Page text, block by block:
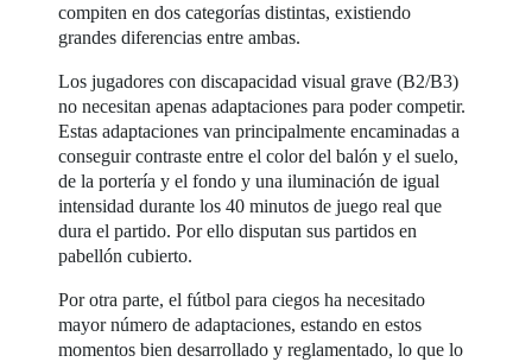
compiten en dos categorías distintas, existiendo
grandes diferencias entre ambas.
Los jugadores con discapacidad visual grave (B2/B3)
no necesitan apenas adaptaciones para poder competir.
Estas adaptaciones van principalmente encaminadas a
conseguir contraste entre el color del balón y el suelo,
de la portería y el fondo y una iluminación de igual
intensidad durante los 40 minutos de juego real que
dura el partido. Por ello disputan sus partidos en
pabellón cubierto.
Por otra parte, el fútbol para ciegos ha necesitado
mayor número de adaptaciones, estando en estos
momentos bien desarrollado y reglamentado, lo que lo